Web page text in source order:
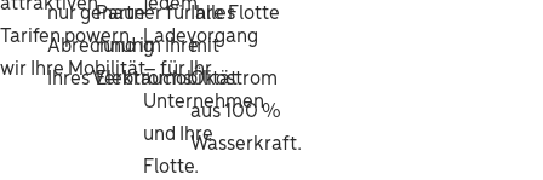
Tarifen powern
wir Ihre Mobilität.
nur genaue
Abrechnung
Ihres Verbrauchs.
Partner für alles
rund im Ihre
Elektromobilität.
Ladevorgang
– für Ihr
Unternehmen
und Ihre
Flotte.
Ihre Flotte
mit
Ökostrom
aus 100 %
Wasserkraft.